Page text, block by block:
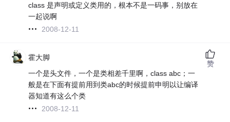
class 是声明或定义类用的，根本不是一码事，别放在
一起说啊
2008-12-11
霍大脚
一个是头文件，一个是类相差千里啊，class abc；一
般是在下面有提前用到类abc的时候提前申明以让编译
器知道有这么个类
2008-12-11
赞